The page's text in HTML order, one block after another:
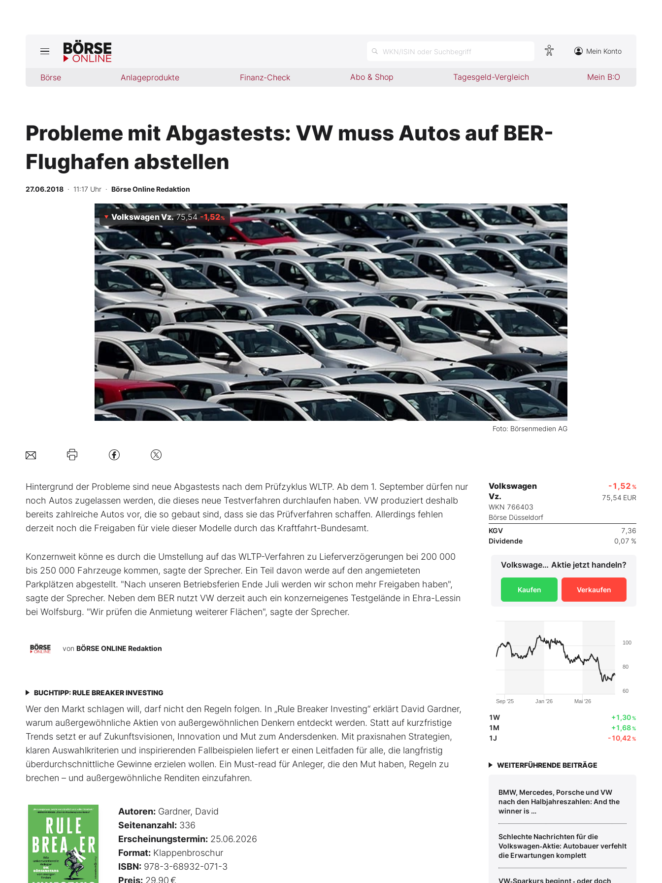
WKN/ISIN oder Suchbegriff Mein Konto
Börse Anlageprodukte Finanz-Check Abo & Shop Tagesgeld-Vergleich Mein B:O
Jetzt aktuelle Ausgabe BÖRSE ONLINE lesen
Anlageprodukte
Finanz-Check
BO-Musterdepots
Experten
Mein B:O
Mein Konto
Folgen Sie uns
Kontakt
Probleme mit Abgastests: VW muss Autos auf BER-
Flughafen abstellen
27.06.2018 · 11:17 Uhr · Börse Online Redaktion
Foto: Börsenmedien AG
Volkswagen Vz. 75,54 -1,52%
Hintergrund der Probleme sind neue Abgastests nach dem Prüfzyklus WLTP. Ab dem 1. September dürfen nur
noch Autos zugelassen werden, die dieses neue Testverfahren durchlaufen haben. VW produziert deshalb
bereits zahlreiche Autos vor, die so gebaut sind, dass sie das Prüfverfahren schaffen. Allerdings fehlen
derzeit noch die Freigaben für viele dieser Modelle durch das Kraftfahrt-Bundesamt.
Konzernweit könne es durch die Umstellung auf das WLTP-Verfahren zu Lieferverzögerungen bei 200 000
bis 250 000 Fahrzeuge kommen, sagte der Sprecher. Ein Teil davon werde auf den angemieteten
Parkplätzen abgestellt. "Nach unseren Betriebsferien Ende Juli werden wir schon mehr Freigaben haben",
sagte der Sprecher. Neben dem BER nutzt VW derzeit auch ein konzerneigenes Testgelände in Ehra-Lessin
bei Wolfsburg. "Wir prüfen die Anmietung weiterer Flächen", sagte der Sprecher.
von BÖRSE ONLINE Redaktion
BUCHTIPP: RULE BREAKER INVESTING
Wer den Markt schlagen will, darf nicht den Regeln folgen. In „Rule Breaker Investing“ erklärt David Gardner,
warum außergewöhnliche Aktien von außer­gewöhnlichen Denkern entdeckt werden. Statt auf kurzfristige
Trends setzt er auf Zukunftsvisionen, Innovation und Mut zum Andersdenken. Mit praxisnahen Strategien,
klaren Auswahlkriterien und inspirierenden Fallbeispielen liefert er einen Leit­faden für alle, die langfristig
überdurchschnittliche Gewinne erzielen wollen. Ein Must-read für Anleger, die den Mut haben, Regeln zu
brechen – und außergewöhnliche Renditen einzufahren.
Autoren: Gardner, David
Seitenanzahl: 336
Erscheinungstermin: 25.06.2026
Format: Klappenbroschur
ISBN: 978-3-68932-071-3
Preis: 29,90 €
Volkswagen
Vz.
WKN 766403
Börse Düsseldorf
-1,52 %
75,54 EUR
KGV
7,36
Dividende
0,07 %
Volkswagen Vz. Aktie jetzt handeln?
Kaufen Verkaufen
Jan '26
Sep '25 Mai '26
60
80
100
1W +1,30%
1M +1,68%
1J -10,42%
WEITERFÜHRENDE BEITRÄGE
BMW, Mercedes, Porsche und VW
nach den Halbjahreszahlen: And the
winner is …
Schlechte Nachrichten für die
Volkswagen‑Aktie: Autobauer verfehlt
die Erwartungen komplett
VW‑Sparkurs beginnt ‑ oder doch